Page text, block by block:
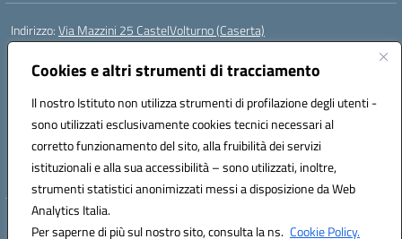
Cookies e altri strumenti di tracciamento
Il nostro Istituto non utilizza strumenti di profilazione degli utenti -
sono utilizzati esclusivamente cookies tecnici necessari al
corretto funzionamento del sito, alla fruibilità dei servizi
istituzionali e alla sua accessibilità – sono utilizzati, inoltre,
strumenti statistici anonimizzati messi a disposizione da Web
Analytics Italia.
Per saperne di più sul nostro sito, consulta la ns. Cookie Policy.
Indirizzo:Via Mazzini 25 CastelVolturno (Caserta)
Centralino:
Posta elettronica certificata (PEC):ceis014005@pec.istruzione.it
Codice fiscale: 93063510619
Codice meccanografico:CEIS014005
Codice Indice delle Pubbliche Amministrazioni (IPA): istsc_ceis014005
Codice unico di fatturazione (CUF): UOU8EW
Hosting & Powered by 3D Solution S.r.l.